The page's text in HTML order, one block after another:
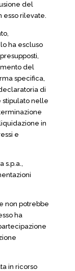
del
esso rilevate.
ha escluso
del
specifica,
di
nelle
in
e
s.p.a.,
non potrebbe
ha
in ricorso